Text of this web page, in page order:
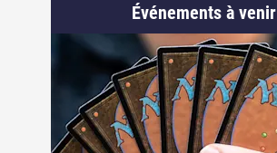
Événements à venir